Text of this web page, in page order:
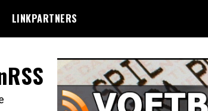
LINKPARTNERS